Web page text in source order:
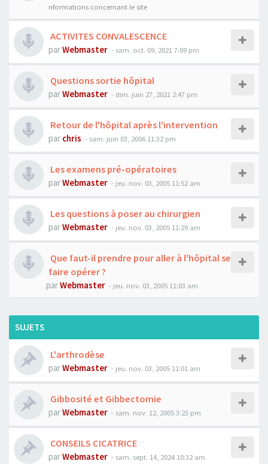
nformations concernant le site
ACTIVITES CONVALESCENCE
parWebmaster - sam. oct. 09, 2021 7:09 pm
Questions sortie hôpital
parWebmaster - dim. juin 27, 2021 2:47 pm
Retour de l'hôpital après l'intervention
par chris - sam. juin 03, 2006 11:32 pm
Les examens pré-opératoires
parWebmaster - jeu. nov. 03, 2005 11:52 am
Les questions à poser au chirurgien
parWebmaster - jeu. nov. 03, 2005 11:29 am
Que faut-il prendre pour aller à l'hôpital se
faire opérer ?
parWebmaster - jeu. nov. 03, 2005 11:03 am
SUJETS
L'arthrodèse
parWebmaster - jeu. nov. 03, 2005 11:01 am
Gibbosité et Gibbectomie
parWebmaster - sam. nov. 12, 2005 3:23 pm
CONSEILS CICATRICE
parWebmaster - sam. sept. 14, 2024 10:32 am